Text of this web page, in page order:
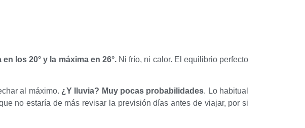
los 20° y la máxima en 26°. Ni frío, ni calor. El equilibrio perfecto
al máximo. ¿Y lluvia? Muy pocas probabilidades. Lo habitual
no estaría de más revisar la previsión días antes de viajar, por si